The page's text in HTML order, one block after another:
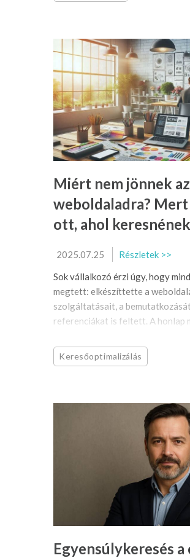
Miért nem jönnek
weboldaladra?
ott, ahol
2025.07.25
Részletek >>
Sok vállalkozó érzi úgy, hogy
megtett: elkészíttette a
szolgáltatásait, a
referenciákat is feltett. A honlap
Keresőoptimalizálás
Egyensúlykeresés a